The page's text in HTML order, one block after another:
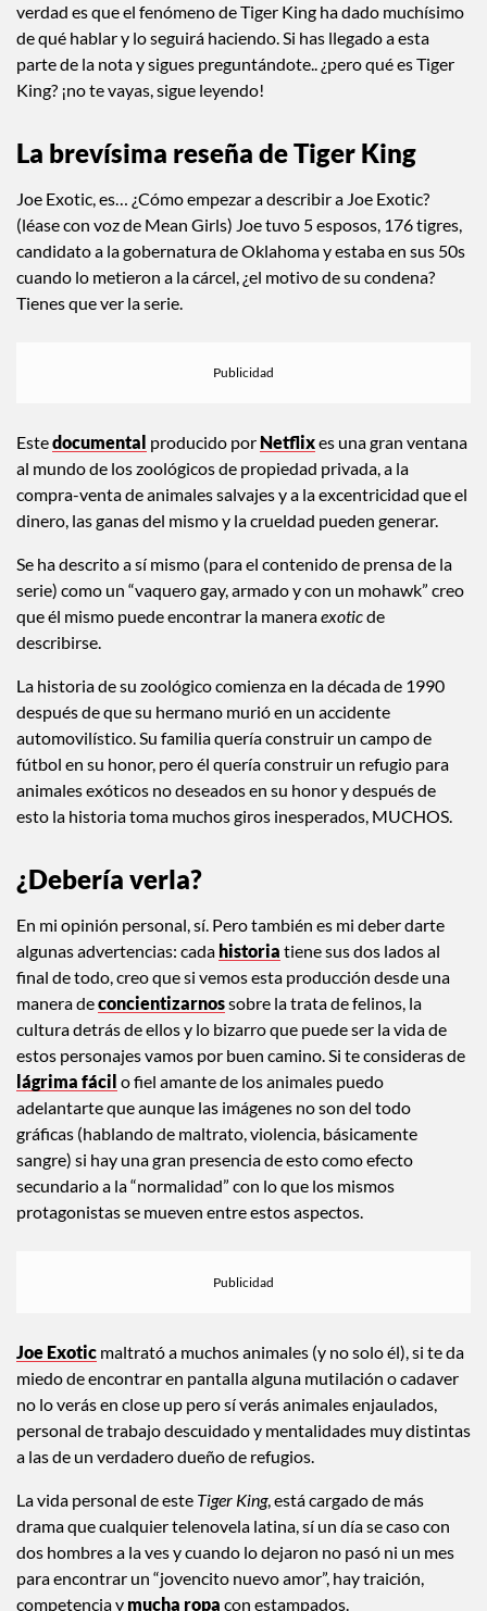
verdad es que el fenómeno de Tiger King ha dado muchísimo
de qué hablar y lo seguirá haciendo. Si has llegado a esta
parte de la nota y sigues preguntándote.. ¿pero qué es Tiger
King? ¡no te vayas, sigue leyendo!
La brevísima reseña de Tiger King
Joe Exotic, es… ¿Cómo empezar a describir a Joe Exotic?
(léase con voz de Mean Girls) Joe tuvo 5 esposos, 176 tigres,
candidato a la gobernatura de Oklahoma y estaba en sus 50s
cuando lo metieron a la cárcel, ¿el motivo de su condena?
Tienes que ver la serie.
Estedocumental producido por Netflixes una gran ventana
al mundo de los zoológicos de propiedad privada, a la
compra-venta de animales salvajes y a la excentricidad que el
dinero, las ganas del mismo y la crueldad pueden generar.
Se ha descrito a sí mismo (para el contenido de prensa de la
serie) como un “vaquero gay, armado y con un mohawk” creo
que él mismo puede encontrar la maneraexoticde
describirse.
La historia de su zoológico comienza en la década de 1990
después de que su hermano murió en un accidente
automovilístico. Su familia quería construir un campo de
fútbol en su honor, pero él quería construir un refugio para
animales exóticos no deseados en su honor y después de
esto la historia toma muchos giros inesperados, MUCHOS.
¿Debería verla?
En mi opinión personal, sí. Pero también es mi deber darte
algunas advertencias: cada historia tiene sus dos lados al
final de todo, creo que si vemos esta producción desde una
manera deconcientizarnossobre la trata de felinos, la
cultura detrás de ellos y lo bizarro que puede ser la vida de
estos personajes vamos por buen camino. Si te consideras de
lágrima fácil o fiel amante de los animales puedo
adelantarte que aunque las imágenes no son del todo
gráficas (hablando de maltrato, violencia, básicamente
sangre) si hay una gran presencia de esto como efecto
secundario a la “normalidad” con lo que los mismos
protagonistas se mueven entre estos aspectos.
Joe Exotic maltrató a muchos animales (y no solo él), si te da
miedo de encontrar en pantalla alguna mutilación o cadaver
no lo verás en close up pero sí verás animales enjaulados,
personal de trabajo descuidado y mentalidades muy distintas
a las de un verdadero dueño de refugios.
La vida personal de este Tiger King, está cargado de más
drama que cualquier telenovela latina, sí un día se caso con
dos hombres a la ves y cuando lo dejaron no pasó ni un mes
para encontrar un “jovencito nuevo amor”, hay traición,
competencia y mucha ropa con estampados.